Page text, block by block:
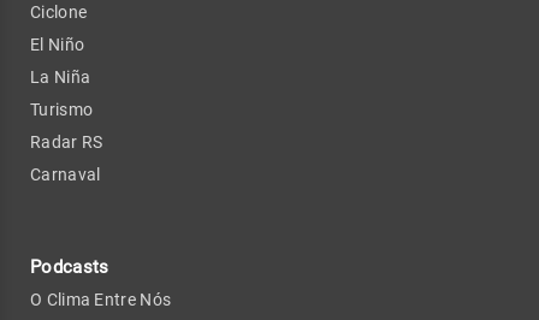
Ciclone
El Niño
La Niña
Turismo
Radar RS
Carnaval
Podcasts
O Clima Entre Nós